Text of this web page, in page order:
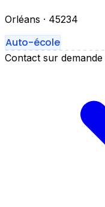
Orléans · 45234
Auto-école
Contact sur demande